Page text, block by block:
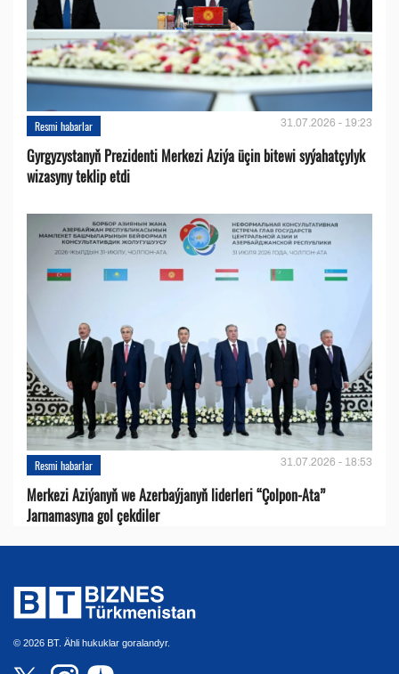
Resmi habarlar 31.07.2026 - 19:23
Gyrgyzystanyň Prezidenti Merkezi Aziýa üçin bitewi syýahatçylyk
wizasyny teklip etdi
Resmi habarlar 31.07.2026 - 18:53
Merkezi Aziýanyň we Azerbaýjanyň liderleri “Çolpon-Ata”
Jarnamasyna gol çekdiler
© 2026 BT. Ähli hukuklar goralandyr.